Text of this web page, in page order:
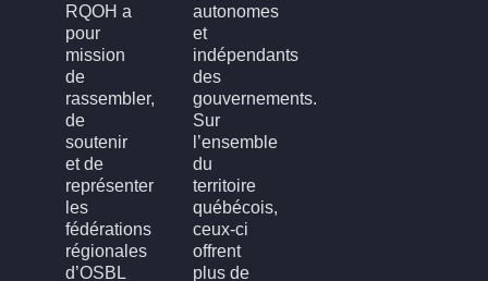
RQOH a
pour
mission
de
rassembler,
de
soutenir
et de
représenter
les
fédérations
régionales
d’OSBL
autonomes
et
indépendants
des
gouvernements.
Sur
l’ensemble
du
territoire
québécois,
ceux-ci
offrent
plus de